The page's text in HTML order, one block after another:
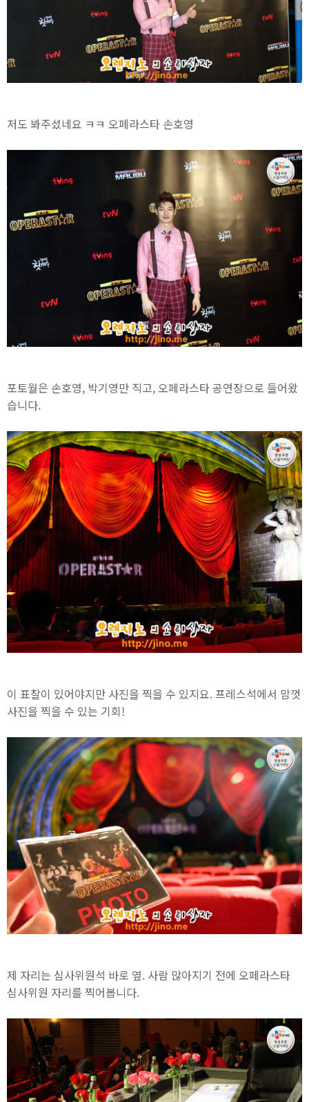
저도 봐주셨네요 ㅋㅋ 오페라스타 손호영
포토월은 손호영, 박기영만 직고, 오페라스타 공연장으로 들어왔
습니다.
이 표찰이 있어야지만 사진을 찍을 수 있지요. 프레스석에서 맘껏
사진을 찍을 수 있는 기회!
제 자리는 심사위원석 바로 옆. 사람 많아지기 전에 오페라스타
심사위원 자리를 찍어봅니다.